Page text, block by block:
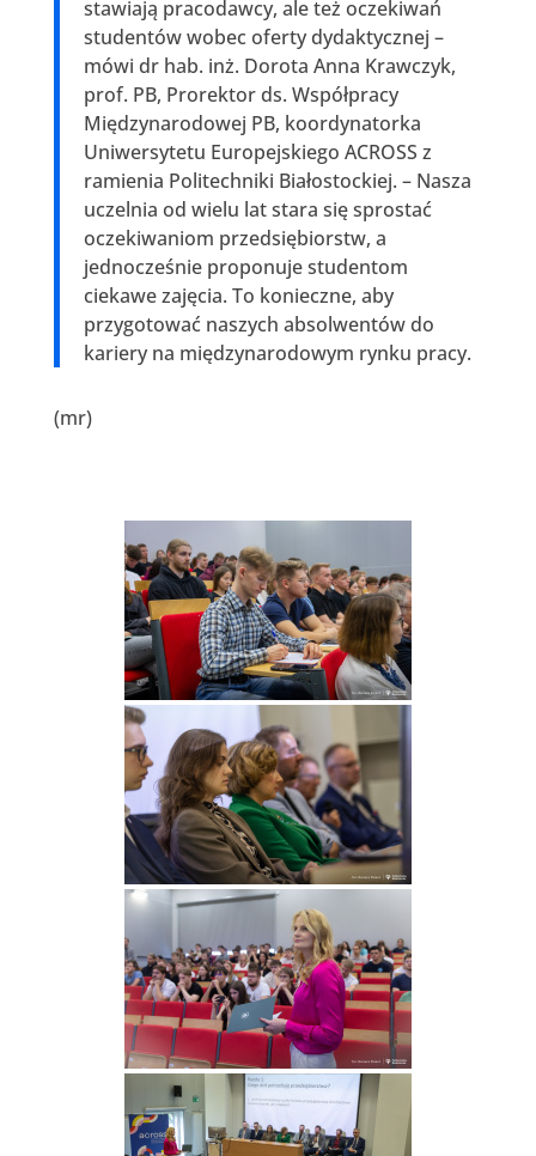
stawiają pracodawcy, ale też oczekiwań
studentów wobec oferty dydaktycznej –
mówi dr hab. inż. Dorota Anna Krawczyk,
prof. PB, Prorektor ds. Współpracy
Międzynarodowej PB, koordynatorka
Uniwersytetu Europejskiego ACROSS z
ramienia Politechniki Białostockiej. – Nasza
uczelnia od wielu lat stara się sprostać
oczekiwaniom przedsiębiorstw, a
jednocześnie proponuje studentom
ciekawe zajęcia. To konieczne, aby
przygotować naszych absolwentów do
kariery na międzynarodowym rynku pracy.
(mr)